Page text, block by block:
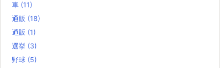
車 (11)
通販 (18)
通販 (1)
選挙 (3)
野球 (5)